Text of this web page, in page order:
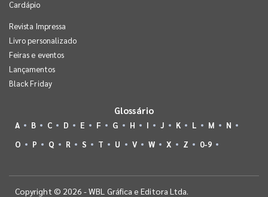
Cardápio
Revista Impressa
Livro personalizado
Feiras e eventos
Lançamentos
Black Friday
Glossário
A B C D E F G H I J K L M
N
O
P Q R S T U V W X Z 0-9
Copyright © 2026 - WBL Gráfica e Editora Ltda.